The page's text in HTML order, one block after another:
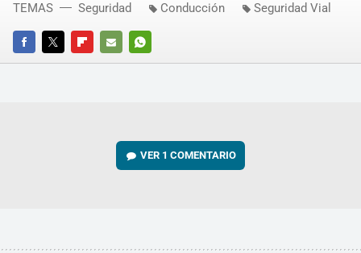
FACEBOOKTWITTERFLIPBOARD
E-
WHATSAPP
TEMAS Seguridad Conducción Seguridad Vial
VER 1 COMENTARIO